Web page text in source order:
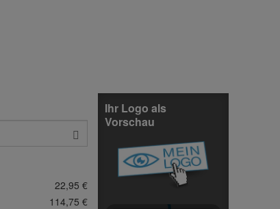
22,95 €
114,75 €
Ihr Logo als
Vorschau